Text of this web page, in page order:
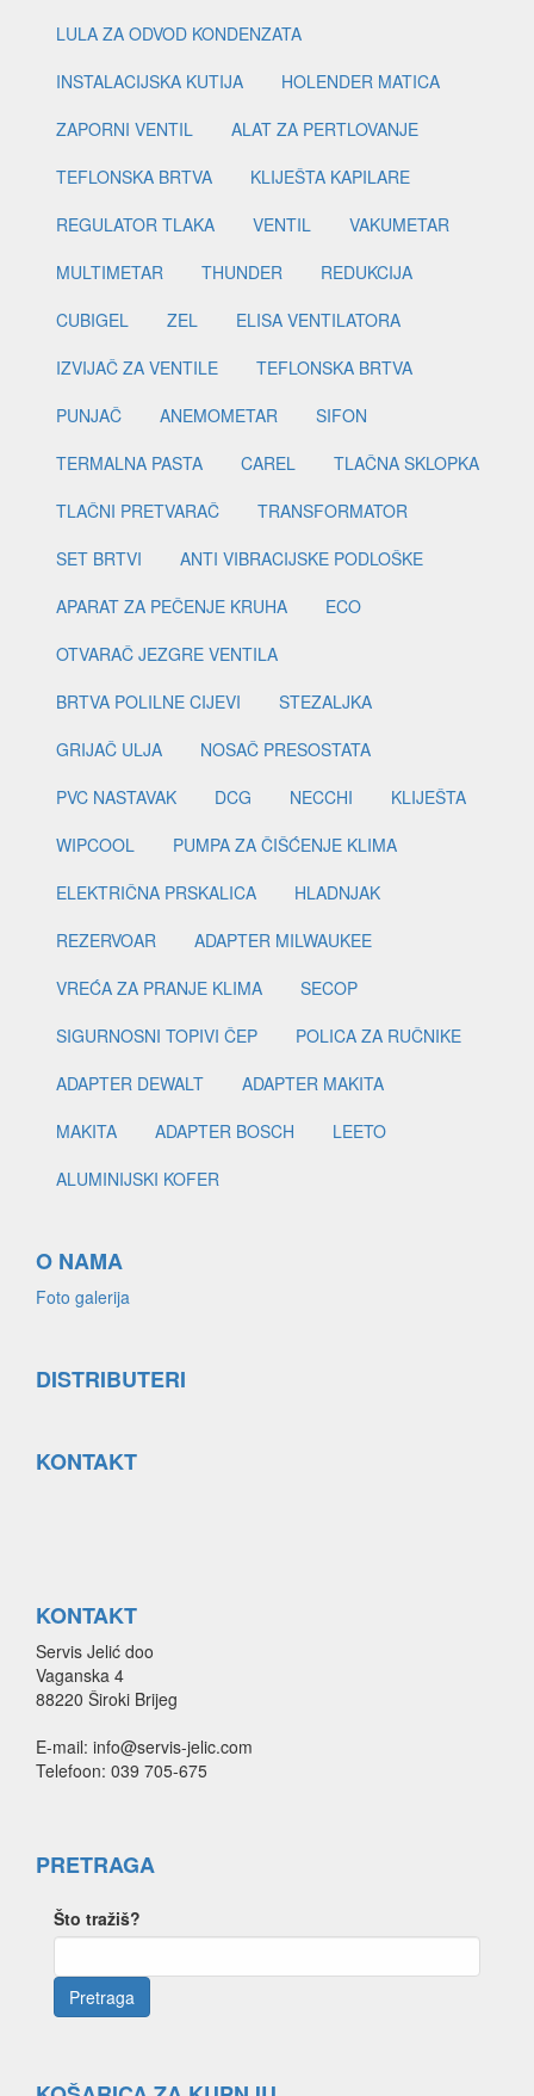
LULA ZA ODVOD KONDENZATA
INSTALACIJSKA KUTIJA
HOLENDER MATICA
ZAPORNI VENTIL
ALAT ZA PERTLOVANJE
TEFLONSKA BRTVA
KLIJEŠTA KAPILARE
REGULATOR TLAKA
VENTIL
VAKUMETAR
MULTIMETAR
THUNDER
REDUKCIJA
CUBIGEL
ZEL
ELISA VENTILATORA
IZVIJAČ ZA VENTILE
TEFLONSKA BRTVA
PUNJAČ
ANEMOMETAR
SIFON
TERMALNA PASTA
CAREL
TLAČNA SKLOPKA
TLAČNI PRETVARAČ
TRANSFORMATOR
SET BRTVI
ANTI VIBRACIJSKE PODLOŠKE
APARAT ZA PEČENJE KRUHA
ECO
OTVARAČ JEZGRE VENTILA
BRTVA POLILNE CIJEVI
STEZALJKA
GRIJAČ ULJA
NOSAČ PRESOSTATA
PVC NASTAVAK
DCG NECCHI
KLIJEŠTA
WIPCOOL
PUMPA ZA ČIŠĆENJE KLIMA
ELEKTRIČNA PRSKALICA
HLADNJAK
REZERVOAR
ADAPTER MILWAUKEE
VREĆA ZA PRANJE KLIMA
SECOP
SIGURNOSNI TOPIVI ČEP
POLICA ZA RUČNIKE
ADAPTER DEWALT
ADAPTER MAKITA
MAKITA
ADAPTER BOSCH
LEETO
ALUMINIJSKI KOFER
O NAMA
Foto galerija
DISTRIBUTERI
KONTAKT
KONTAKT
Servis Jelić doo
Vaganska 4
88220 Široki Brijeg
E-mail: info@servis-jelic.com
Telefoon: 039 705-675
PRETRAGA
Što tražiš?